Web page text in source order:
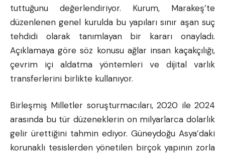
tuttuğunu değerlendiriyor. Kurum, Marakeş’te
düzenlenen genel kurulda bu yapıları sınır aşan suç
tehdidi olarak tanımlayan bir kararı onayladı.
Açıklamaya göre söz konusu ağlar insan kaçakçılığı,
çevrim içi aldatma yöntemleri ve dijital varlık
transferlerini birlikte kullanıyor.
Birleşmiş Milletler soruşturmacıları, 2020 ile 2024
arasında bu tür düzeneklerin on milyarlarca dolarlık
gelir ürettiğini tahmin ediyor. Güneydoğu Asya’daki
korunaklı tesislerden yönetilen birçok yapının zorla